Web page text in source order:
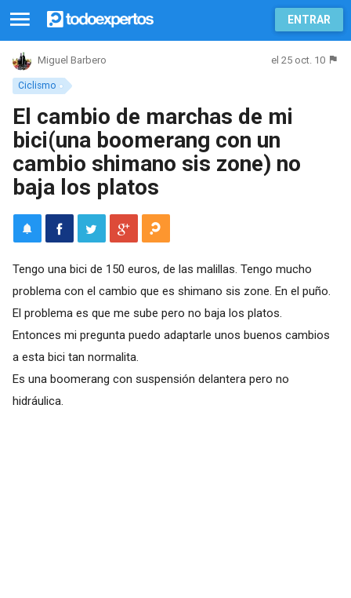
ENTRAR
Ciclismo
Miguel Barbero el 25 oct. 10
El cambio de marchas de mi
bici(una boomerang con un
cambio shimano sis zone) no
baja los platos
Tengo una bici de 150 euros, de las malillas. Tengo mucho
problema con el cambio que es shimano sis zone. En el puño.
El problema es que me sube pero no baja los platos.
Entonces mi pregunta puedo adaptarle unos buenos cambios
a esta bici tan normalita.
Es una boomerang con suspensión delantera pero no
hidráulica.